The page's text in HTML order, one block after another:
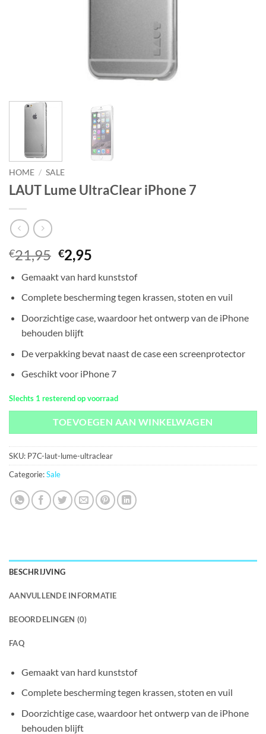
HOME / SALE
LAUT Lume UltraClear iPhone 7
€21,95 Oorspronkelijke
prijs
was:
€21,95.
€2,95
is:
€2,95.
Gemaakt van hard kunststof
Complete bescherming tegen krassen, stoten en vuil
Doorzichtige case, waardoor het ontwerp van de iPhone
behouden blijft
De verpakking bevat naast de case een screenprotector
Geschikt voor iPhone 7
Slechts 1 resterend op voorraad
TOEVOEGEN AAN WINKELWAGEN
SKU: P7C-laut-lume-ultraclear
Categorie:Sale
BESCHRIJVING
AANVULLENDE INFORMATIE
BEOORDELINGEN (0)
FAQ
Gemaakt van hard kunststof
Complete bescherming tegen krassen, stoten en vuil
Doorzichtige case, waardoor het ontwerp van de iPhone
behouden blijft